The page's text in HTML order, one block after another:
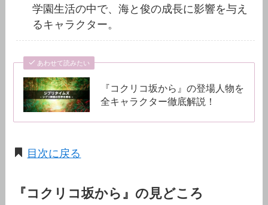
学園生活の中で、海と俊の成長に影響を与え
るキャラクター。
あわせて読みたい
『コクリコ坂から』の登場人物を
全キャラクター徹底解説！
目次に戻る
『コクリコ坂から』の見どころ